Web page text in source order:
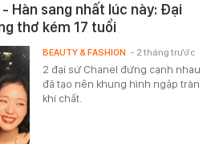
Hàn sang nhất lúc này: Đại
thơ kém 17 tuổi
2 đại sứ Chanel đứng cạnh nhau
đã tạo nên khung hình ngập tràn
khí chất.
BEAUTY & FASHION - 2 tháng trước